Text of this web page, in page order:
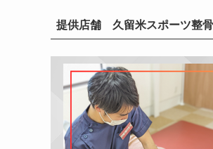
提供店舗 久留米スポーツ整